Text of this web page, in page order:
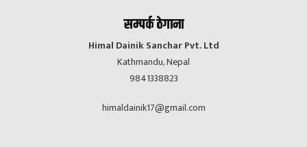
सम्पर्क ठेगाना
Himal Dainik Sanchar Pvt. Ltd
Kathmandu, Nepal
9841338823
himaldainik17@gmail.com